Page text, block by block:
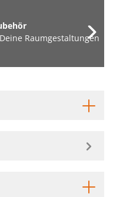
Raumgestaltungen